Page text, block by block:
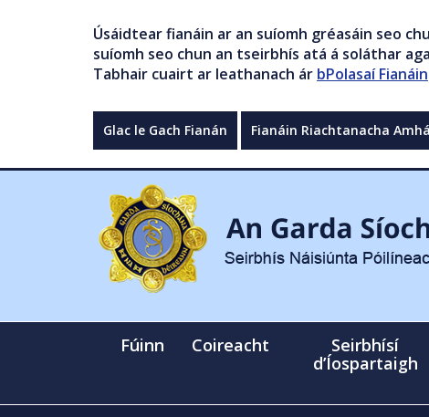
Úsáidtear fianáin ar an suíomh gréasáin seo
suíomh seo chun an tseirbhís atá á soláthar
Tabhair cuairt ar leathanach ár bPolasaí Fianáin
Glac le Gach Fianán Fianáin Riachtanacha
Fúinn Coireacht
Seirbhísí
d’Íospartaigh